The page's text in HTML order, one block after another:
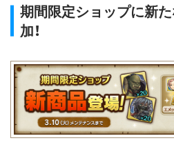
期間限定ショップに新
加！